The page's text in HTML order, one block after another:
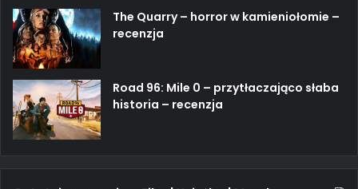
The Quarry – horror w kamieniołomie –
recenzja
Road 96: Mile 0 – przytłaczająco słaba
historia – recenzja